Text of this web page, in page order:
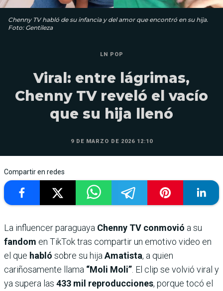
Chenny TV habló de su infancia y del amor que encontró en su hija.
Foto: Gentileza
LN POP
Viral: entre lágrimas,
Chenny TV reveló el vacío
que su hija llenó
9 DE MARZO DE 2026 12:10
Compartir en redes
La influencer paraguaya Chenny TV conmovió a su
fandom en TikTok tras compartir un emotivo video en
el que habló sobre su hijaAmatista, a quien
cariñosamente llama “Moli Moli”. El clip se volvió viral y
ya supera las 433 mil reproducciones, porque tocó el